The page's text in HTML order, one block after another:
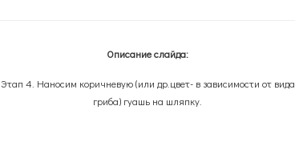
Описание слайда:
Этап 4. Наносим коричневую (или др.цвет- в зависимости от вида
гриба) гуашь на шляпку.